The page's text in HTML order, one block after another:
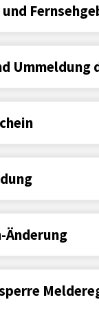
und
Ummeldung
Änderung